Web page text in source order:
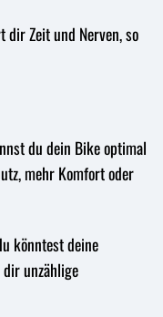
dir Zeit und Nerven, so
du dein Bike optimal
mehr Komfort oder
könntest deine
unzählige